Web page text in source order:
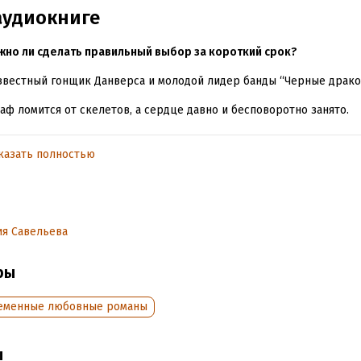
ли сделать правильный выбор за короткий срок?
гонщик Данверса и молодой лидер банды “Черные
ломится от скелетов, а сердце давно и бесповоротно занято.
разврата и наслаждений. Место, полное искушений и
Янг, текст, 2021
АСТ», 2022
полностью
Савельева
любовные романы